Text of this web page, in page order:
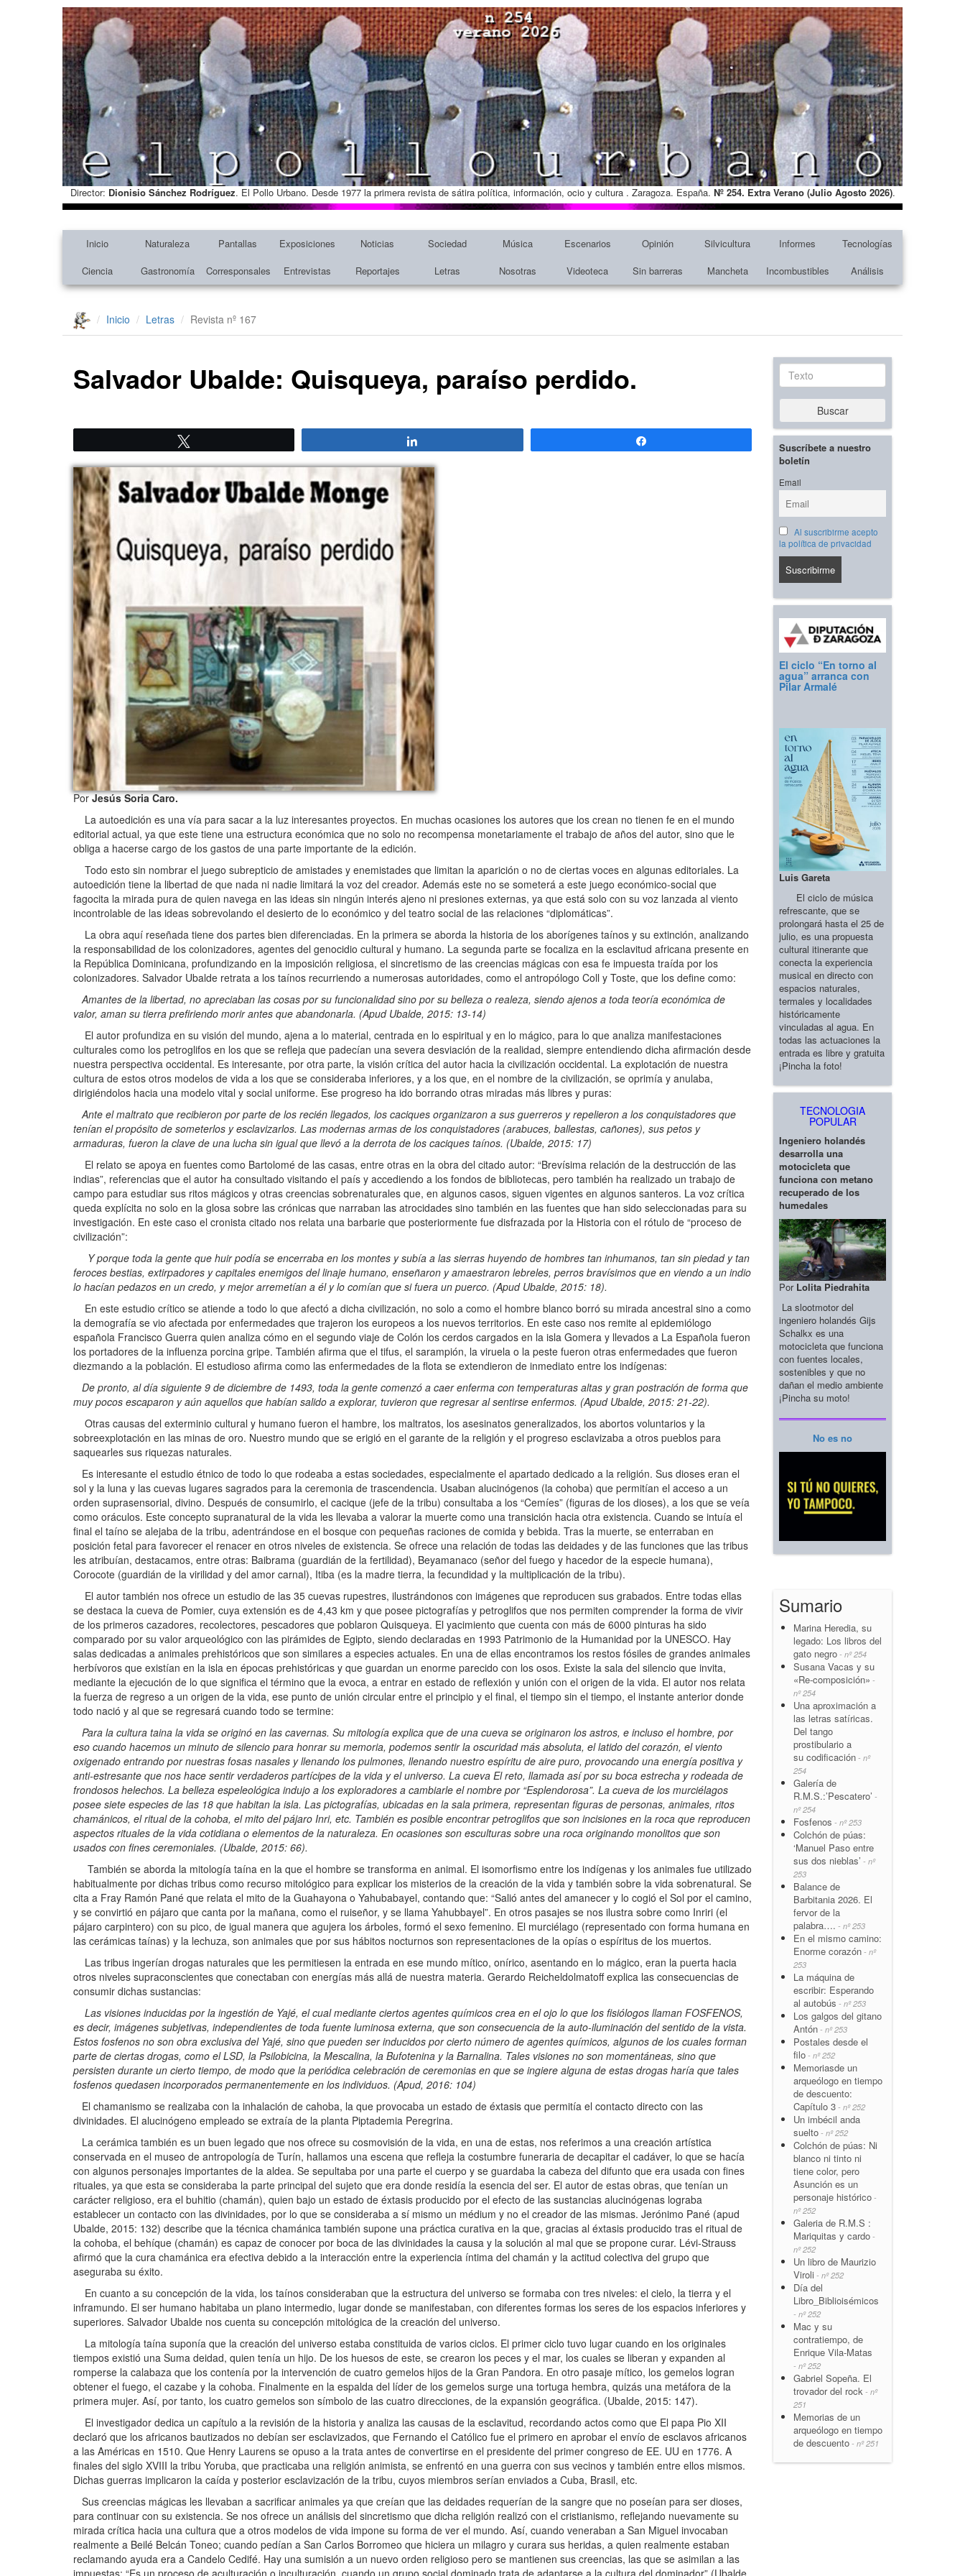
Director: Dionisio Sánchez Rodríguez. El Pollo Urbano. Desde 1977 la primera revista de sátira política, información, ocio y cultura . Zaragoza. España. Nº 254. Extra Verano (Julio Agosto 2026).
Inicio Naturaleza Pantallas Exposiciones Noticias Sociedad Música Escenarios Opinión Silvicultura Informes
Tecnologías
Ciencia
Gastronomía Corresponsales Entrevistas Reportajes Letras Nosotras Videoteca Sin barreras Mancheta Incombustibles Análisis
Inicio Letras Revista nº 167
Salvador Ubalde: Quisqueya, paraíso perdido.
PorJesús Soria Caro.
La autoedición es una vía para sacar a la luz interesantes proyectos. En muchas ocasiones los autores que los crean no tienen fe en el mundo
editorial actual, ya que este tiene una estructura económica que no solo no recompensa monetariamente el trabajo de años del autor, sino que le
obliga a hacerse cargo de los gastos de una parte importante de la edición.
Todo esto sin nombrar el juego subrepticio de amistades y enemistades que limitan la aparición o no de ciertas voces en algunas editoriales. La
autoedición tiene la libertad de que nada ni nadie limitará la voz del creador. Además este no se someterá a este juego económico-social que
fagocita la mirada pura de quien navega en las ideas sin ningún interés ajeno ni presiones externas, ya que está solo con su voz lanzada al viento
incontrolable de las ideas sobrevolando el desierto de lo económico y del teatro social de las relaciones “diplomáticas”.
La obra aquí reseñada tiene dos partes bien diferenciadas. En la primera se aborda la historia de los aborígenes taínos y su extinción, analizando
la responsabilidad de los colonizadores, agentes del genocidio cultural y humano. La segunda parte se focaliza en la esclavitud africana presente en
la República Dominicana, profundizando en la imposición religiosa, el sincretismo de las creencias mágicas con esa fe impuesta traída por los
colonizadores. Salvador Ubalde retrata a los taínos recurriendo a numerosas autoridades, como el antropólogo Coll y Toste, que los define como:
Amantes de la libertad, no apreciaban las cosas por su funcionalidad sino por su belleza o realeza, siendo ajenos a toda teoría económica de
valor, aman su tierra prefiriendo morir antes que abandonarla. (Apud Ubalde, 2015: 13-14)
El autor profundiza en su visión del mundo, ajena a lo material, centrada en lo espiritual y en lo mágico, para lo que analiza manifestaciones
culturales como los petroglifos en los que se refleja que padecían una severa desviación de la realidad, siempre entendiendo dicha afirmación desde
nuestra perspectiva occidental. Es interesante, por otra parte, la visión crítica del autor hacia la civilización occidental. La explotación de nuestra
cultura de estos otros modelos de vida a los que se consideraba inferiores, y a los que, en el nombre de la civilización, se oprimía y anulaba,
dirigiéndolos hacia una modelo vital y social uniforme. Ese progreso ha ido borrando otras miradas más libres y puras:
Ante el maltrato que recibieron por parte de los recién llegados, los caciques organizaron a sus guerreros y repelieron a los conquistadores que
tenían el propósito de someterlos y esclavizarlos. Las modernas armas de los conquistadores (arabuces, ballestas, cañones), sus petos y
armaduras, fueron la clave de una lucha sin igual que llevó a la derrota de los caciques taínos. (Ubalde, 2015: 17)
El relato se apoya en fuentes como Bartolomé de las casas, entre otras en la obra del citado autor: “Brevísima relación de la destrucción de las
indias”, referencias que el autor ha consultado visitando el país y accediendo a los fondos de bibliotecas, pero también ha realizado un trabajo de
campo para estudiar sus ritos mágicos y otras creencias sobrenaturales que, en algunos casos, siguen vigentes en algunos santeros. La voz crítica
queda explícita no solo en la glosa sobre las crónicas que narraban las atrocidades sino también en las fuentes que han sido seleccionadas para su
investigación. En este caso el cronista citado nos relata una barbarie que posteriormente fue disfrazada por la Historia con el rótulo de “proceso de
civilización”:
Y porque toda la gente que huir podía se encerraba en los montes y subía a las sierras huyendo de hombres tan inhumanos, tan sin piedad y tan
feroces bestias, extirpadores y capitales enemigos del linaje humano, enseñaron y amaestraron lebreles, perros bravísimos que en viendo a un indio
lo hacían pedazos en un credo, y mejor arremetían a él y lo comían que si fuera un puerco. (Apud Ubalde, 2015: 18).
En este estudio crítico se atiende a todo lo que afectó a dicha civilización, no solo a como el hombre blanco borró su mirada ancestral sino a como
la demografía se vio afectada por enfermedades que trajeron los europeos a los nuevos territorios. En este caso nos remite al epidemiólogo
española Francisco Guerra quien analiza cómo en el segundo viaje de Colón los cerdos cargados en la isla Gomera y llevados a La Española fueron
los portadores de la influenza porcina gripe. También afirma que el tifus, el sarampión, la viruela o la peste fueron otras enfermedades que fueron
diezmando a la población. El estudioso afirma como las enfermedades de la flota se extendieron de inmediato entre los indígenas:
De pronto, al día siguiente 9 de diciembre de 1493, toda la gente comenzó a caer enferma con temperaturas altas y gran postración de forma que
muy pocos escaparon y aún aquellos que habían salido a explorar, tuvieron que regresar al sentirse enfermos. (Apud Ubalde, 2015: 21-22).
Otras causas del exterminio cultural y humano fueron el hambre, los maltratos, los asesinatos generalizados, los abortos voluntarios y la
sobreexplotación en las minas de oro. Nuestro mundo que se erigió en el garante de la religión y el progreso esclavizaba a otros pueblos para
saquearles sus riquezas naturales.
Es interesante el estudio étnico de todo lo que rodeaba a estas sociedades, especialmente el apartado dedicado a la religión. Sus dioses eran el
sol y la luna y las cuevas lugares sagrados para la ceremonia de trascendencia. Usaban alucinógenos (la cohoba) que permitían el acceso a un
orden suprasensorial, divino. Después de consumirlo, el cacique (jefe de la tribu) consultaba a los “Cemíes” (figuras de los dioses), a los que se veía
como oráculos. Este concepto supranatural de la vida les llevaba a valorar la muerte como una transición hacia otra existencia. Cuando se intuía el
final el taíno se alejaba de la tribu, adentrándose en el bosque con pequeñas raciones de comida y bebida. Tras la muerte, se enterraban en
posición fetal para favorecer el renacer en otros niveles de existencia. Se ofrece una relación de todas las deidades y de las funciones que las tribus
les atribuían, destacamos, entre otras: Baibrama (guardián de la fertilidad), Beyamanaco (señor del fuego y hacedor de la especie humana),
Corocote (guardián de la virilidad y del amor carnal), Itiba (es la madre tierra, la fecundidad y la multiplicación de la tribu).
El autor también nos ofrece un estudio de las 35 cuevas rupestres, ilustrándonos con imágenes que reproducen sus grabados. Entre todas ellas
se destaca la cueva de Pomier, cuya extensión es de 4,43 km y que posee pictografías y petroglifos que nos permiten comprender la forma de vivir
de los primeros cazadores, recolectores, pescadores que poblaron Quisqueya. El yacimiento que cuenta con más de 6000 pinturas ha sido
comparado por su valor arqueológico con las pirámides de Egipto, siendo declaradas en 1993 Patrimonio de la Humanidad por la UNESCO. Hay
salas dedicadas a animales prehistóricos que son similares a especies actuales. En una de ellas encontramos los restos fósiles de grandes animales
herbívoros que existían en la isla en épocas prehistóricas y que guardan un enorme parecido con los osos. Existe la sala del silencio que invita,
mediante la ejecución de lo que significa el término que la evoca, a entrar en estado de reflexión y unión con el origen de la vida. El autor nos relata
la fuerza de regreso a un origen de la vida, ese punto de unión circular entre el principio y el final, el tiempo sin el tiempo, el instante anterior donde
todo nació y al que se regresará cuando todo se termine:
Para la cultura taina la vida se originó en las cavernas. Su mitología explica que de una cueva se originaron los astros, e incluso el hombre, por
eso cuando hacemos un minuto de silencio para honrar su memoria, podemos sentir la oscuridad más absoluta, el latido del corazón, el viento
oxigenado entrando por nuestras fosas nasales y llenando los pulmones, llenando nuestro espíritu de aire puro, provocando una energía positiva y
anti-estresante que nos hace sentir verdaderos partícipes de la vida y el universo. La cueva El reto, llamada así por su boca estrecha y rodeada de
frondosos helechos. La belleza espeleológica indujo a los exploradores a cambiarle el nombre por “Esplendorosa”. La cueva de los murciélagos
posee siete especies de las 18 que habitan la isla. Las pictografías, ubicadas en la sala primera, representan figuras de personas, animales, ritos
chamánicos, el ritual de la cohoba, el mito del pájaro Inri, etc. También es posible encontrar petroglifos que son incisiones en la roca que reproducen
aspectos rituales de la vida cotidiana o elementos de la naturaleza. En ocasiones son esculturas sobre una roca originando monolitos que son
usados con fines ceremoniales. (Ubalde, 2015: 66).
También se aborda la mitología taína en la que el hombre se transforma en animal. El isomorfismo entre los indígenas y los animales fue utilizado
habitualmente por dichas tribus como recurso mitológico para explicar los misterios de la creación de la vida y también sobre la vida sobrenatural. Se
cita a Fray Ramón Pané que relata el mito de la Guahayona o Yahubabayel, contando que: “Salió antes del amanecer y lo cogió el Sol por el camino,
y se convirtió en pájaro que canta por la mañana, como el ruiseñor, y se llama Yahubbayel”. En otros pasajes se nos ilustra sobre como Inriri (el
pájaro carpintero) con su pico, de igual manera que agujera los árboles, formó el sexo femenino. El murciélago (representado con forma humana en
las cerámicas taínas) y la lechuza, son animales que por sus hábitos nocturnos son representaciones de la opías o espíritus de los muertos.
Las tribus ingerían drogas naturales que les permitiesen la entrada en ese mundo mítico, onírico, asentando en lo mágico, eran la puerta hacia
otros niveles supraconscientes que conectaban con energías más allá de nuestra materia. Gerardo Reicheldolmatoff explica las consecuencias de
consumir dichas sustancias:
Las visiones inducidas por la ingestión de Yajé, el cual mediante ciertos agentes químicos crea en el ojo lo que los fisiólogos llaman FOSFENOS,
es decir, imágenes subjetivas, independientes de toda fuente luminosa externa, que son consecuencia de la auto-iluminación del sentido de la vista.
Estos fosfenos no son obra exclusiva del Yajé, sino que pueden ser inducidos por cierto número de agentes químicos, algunos de los cuales forman
parte de ciertas drogas, como el LSD, la Psilobicina, la Mescalina, la Bufotenina y la Barnalina. Tales visiones no son momentáneas, sino que
persisten durante un cierto tiempo, de modo que la periódica celebración de ceremonias en que se ingiere alguna de estas drogas haría que tales
fosfenos quedasen incorporados permanentemente en los individuos. (Apud, 2016: 104)
El chamanismo se realizaba con la inhalación de cahoba, la que provocaba un estado de éxtasis que permitía el contacto directo con las
divinidades. El alucinógeno empleado se extraía de la planta Piptademia Peregrina.
La cerámica también es un buen legado que nos ofrece su cosmovisión de la vida, en una de estas, nos referimos a una creación artística
conservada en el museo de antropología de Turín, hallamos una escena que refleja la costumbre funeraria de decapitar el cadáver, lo que se hacía
con algunos personajes importantes de la aldea. Se sepultaba por una parte el cuerpo y se guardaba la cabeza del difunto que era usada con fines
rituales, ya que esta se consideraba la parte principal del sujeto que era donde residía la esencia del ser. El autor de estas obras, que tenían un
carácter religioso, era el buhitio (chamán), quien bajo un estado de éxtasis producido por el efecto de las sustancias alucinógenas lograba
establecer un contacto con las divinidades, por lo que se consideraba a sí mismo un médium y no el creador de las mismas. Jerónimo Pané (apud
Ubalde, 2015: 132) describe que la técnica chamánica también supone una práctica curativa en la que, gracias al éxtasis producido tras el ritual de
la cohoba, el behíque (chamán) es capaz de conocer por boca de las divinidades la causa y la solución al mal que se propone curar. Lévi-Strauss
afirmó que la cura chamánica era efectiva debido a la interacción entre la experiencia íntima del chamán y la actitud colectiva del grupo que
aseguraba su éxito.
En cuanto a su concepción de la vida, los taínos consideraban que la estructura del universo se formaba con tres niveles: el cielo, la tierra y el
inframundo. El ser humano habitaba un plano intermedio, lugar donde se manifestaban, con diferentes formas los seres de los espacios inferiores y
superiores. Salvador Ubalde nos cuenta su concepción mitológica de la creación del universo.
La mitología taína suponía que la creación del universo estaba constituida de varios ciclos. El primer ciclo tuvo lugar cuando en los originales
tiempos existió una Suma deidad, quien tenía un hijo. De los huesos de este, se crearon los peces y el mar, los cuales se liberan y expanden al
romperse la calabaza que los contenía por la intervención de cuatro gemelos hijos de la Gran Pandora. En otro pasaje mítico, los gemelos logran
obtener el fuego, el cazabe y la cohoba. Finalmente en la espalda del líder de los gemelos surge una tortuga hembra, quizás una metáfora de la
primera mujer. Así, por tanto, los cuatro gemelos son símbolo de las cuatro direcciones, de la expansión geográfica. (Ubalde, 2015: 147).
El investigador dedica un capítulo a la revisión de la historia y analiza las causas de la esclavitud, recordando actos como que El papa Pio XII
declaró que los africanos bautizados no debían ser esclavizados, que Fernando el Católico fue el primero en aprobar el envío de esclavos africanos
a las Américas en 1510. Que Henry Laurens se opuso a la trata antes de convertirse en el presidente del primer congreso de EE. UU en 1776. A
finales del siglo XVIII la tribu Yoruba, que practicaba una religión animista, se enfrentó en una guerra con sus vecinos y también entre ellos mismos.
Dichas guerras implicaron la caída y posterior esclavización de la tribu, cuyos miembros serían enviados a Cuba, Brasil, etc.
Sus creencias mágicas les llevaban a sacrificar animales ya que creían que las deidades requerían de la sangre que no poseían para ser dioses,
para continuar con su existencia. Se nos ofrece un análisis del sincretismo que dicha religión realizó con el cristianismo, reflejando nuevamente su
mirada crítica hacia una cultura que a otros modelos de vida impone su forma de ver el mundo. Así, cuando veneraban a San Miguel invocaban
realmente a Beilé Belcán Toneo; cuando pedían a San Carlos Borromeo que hiciera un milagro y curara sus heridas, a quien realmente estaban
reclamando ayuda era a Candelo Cedifé. Hay una sumisión a un nuevo orden religioso pero se mantienen sus creencias, las que se asimilan a las
Texto
Buscar
Suscríbete a nuestro
boletín
Email
Al suscribirme acepto
la política de privacidad
El ciclo “En torno al
agua” arranca con
Pilar Armalé
Luis Gareta
El ciclo de música
refrescante, que se
prolongará hasta el 25 de
julio, es una propuesta
cultural itinerante que
conecta la experiencia
musical en directo con
espacios naturales,
termales y localidades
históricamente
vinculadas al agua. En
todas las actuaciones la
entrada es libre y gratuita
¡Pincha la foto!
TECNOLOGIA
POPULAR
Ingeniero holandés
desarrolla una
motocicleta que
funciona con metano
recuperado de los
humedales
Por Lolita Piedrahita
La slootmotor del
ingeniero holandés Gijs
Schalkx es una
motocicleta que funciona
con fuentes locales,
sostenibles y que no
dañan el medio ambiente
¡Pincha su moto!
No es no
Sumario
Marina Heredia, su
legado: Los libros del
gato negro - nº 254
Susana Vacas y su
«Re-composición» -
nº 254
Una aproximación a
las letras satíricas.
Del tango
prostibulario a
su codificación - nº
254
Galería de
R.M.S.:’Pescatero’ -
nº 254
Fosfenos - nº 253
Colchón de púas:
‘Manuel Paso entre
sus dos nieblas’ - nº
253
Balance de
Barbitania 2026. El
fervor de la
palabra…. - nº 253
En el mismo camino:
Enorme corazón - nº
253
La máquina de
escribir: Esperando
al autobús - nº 253
Los galgos del gitano
Antón - nº 253
Postales desde el
filo - nº 252
Memoriasde un
arqueólogo en tiempo
de descuento:
Capítulo 3 - nº 252
Un imbécil anda
suelto - nº 252
Colchón de púas: Ni
blanco ni tinto ni
tiene color, pero
Asunción es un
personaje histórico -
nº 252
Galeria de R.M.S :
Mariquitas y cardo -
nº 252
Un libro de Maurizio
Viroli - nº 252
Día del
Libro_Biblioisémicos
- nº 252
Mac y su
contratiempo, de
Enrique Vila-Matas
- nº 252
Gabriel Sopeña. El
trovador del rock - nº
251
Memorias de un
arqueólogo en tiempo
de descuento - nº 251